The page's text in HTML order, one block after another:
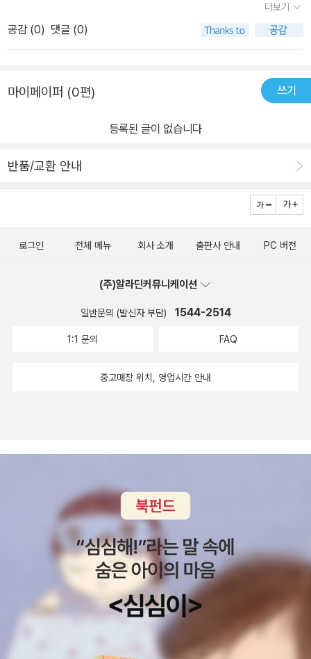
으면서도 감동적으로 풀어놓은 책 좋은 책 보내주셔서 감사합니다 ...
#도서협찬 #이벤트인증 #북스타그램#서평단후기#독서기록#저학
년도서#어린이동화#신간도서#창작동화#개암나무출판사#한그루
는 가난한 가정 환경 속에서 사는데 다른 사람들도 모두 자신처럼 가
난해졌으면 하고 바래요 청각장애인이신 엄마와 아빠가 없을 때만 티
비를 볼 수 있고 평소에는 늘 수학문제집을 풀어요 또 학교에서는 자
워하는 천송이라고 생각한 한그루는 어느날 천송이가 문구점에서 물
엄마는 오히려 그런 모습을 못 본 척하며 문구점에 가서 자신의 딸이
는 거라고 해요한그루는 자신과 다른 삶을 살고 있는 천송이를 보며
각들을 하게 돼요 무엇이 아이를 위해 좋을지 가장 먼저 생각해야 하
로 한그루와 천송이의 관계 변화가 생기게 되는데 한그루와 천송이의
무엇을 원하는지 분명히 알고 가족 외에 친구의 소중함을 깨달 수 있
는 시간이 되는 것 같아요 우리의 모든 아이들이 자유롭게 미래의 꿈
📝 해당 서평은 출판사로부터 책을 제공 받아주관적인 의견으로 작
무서포터즈 #개암나무서포터즈11기 #꿈 #친구 #우정
더보기
공감 (0) 댓글 (0)
마이페이퍼 (0편) 쓰기
등록된 글이 없습니다
반품/교환 안내
로그인 전체 메뉴 회사 소개 출판사 안내 PC 버전
(주)알라딘커뮤니케이션
일반문의 (발신자 부담) 1544-2514
1:1 문의 FAQ
중고매장 위치, 영업시간 안내